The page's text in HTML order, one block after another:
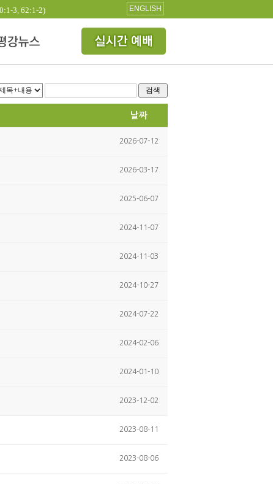
3, 62:1-2) ENGLISH
검색
날짜
2026-07-12
2026-03-17
2025-06-07
2024-11-07
2024-11-03
2024-10-27
2024-07-22
2024-02-06
2024-01-10
2023-12-02
2023-08-11
2023-08-06